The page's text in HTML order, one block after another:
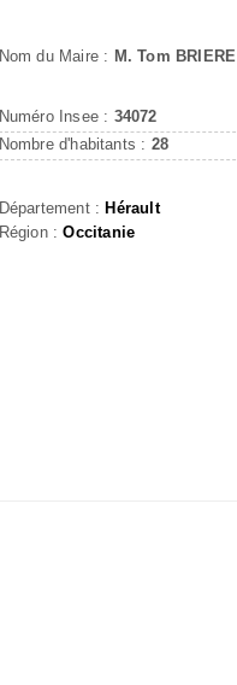
Nom du Maire : M. Tom BRIERE
Numéro Insee : 34072
Nombre d'habitants : 28
Département : Hérault
Région :Occitanie